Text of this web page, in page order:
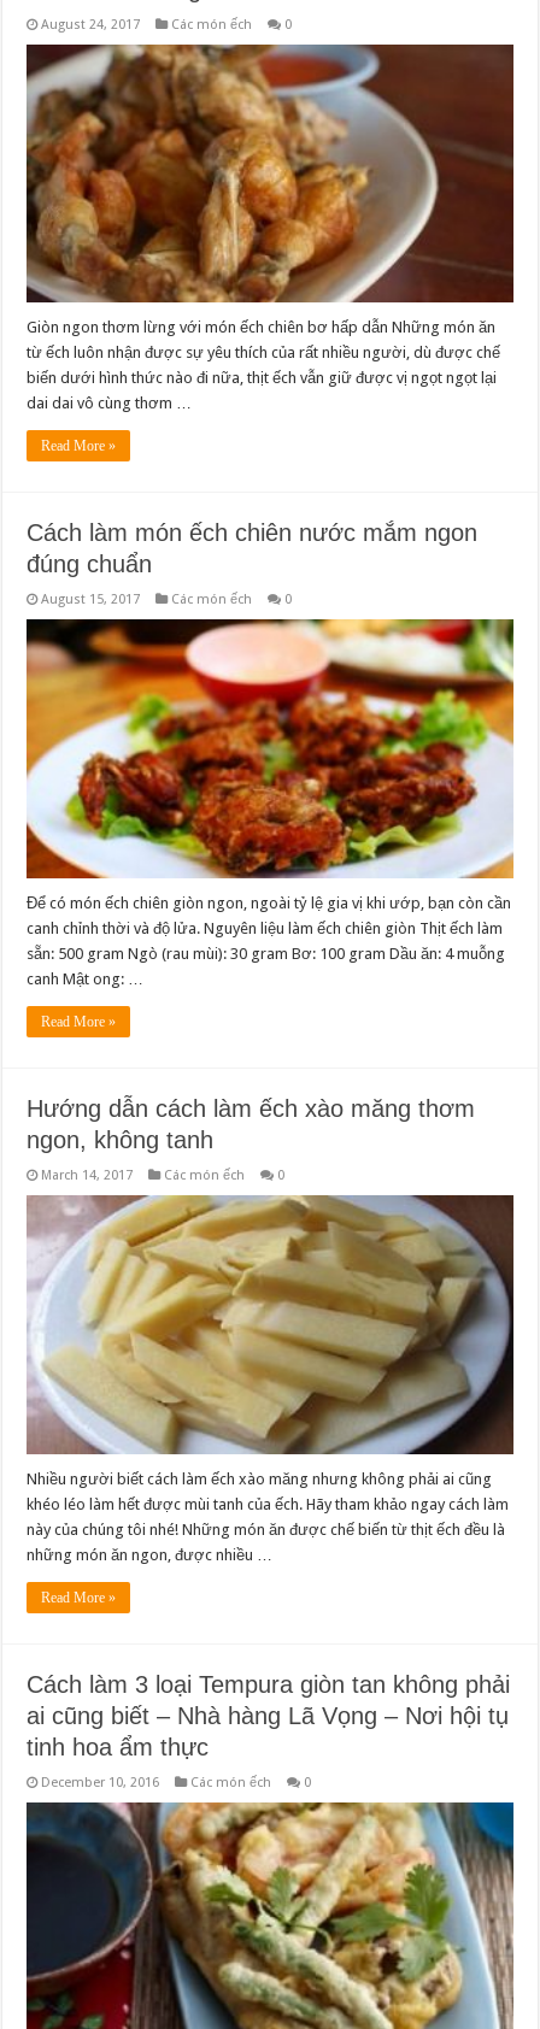
August 24, 2017 Các món ếch 0
Giòn ngon thơm lừng với món ếch chiên bơ hấp dẫn Những món ăn
từ ếch luôn nhận được sự yêu thích của rất nhiều người, dù được chế
biến dưới hình thức nào đi nữa, thịt ếch vẫn giữ được vị ngọt ngọt lại
dai dai vô cùng thơm …
Read More »
Cách làm món ếch chiên nước mắm ngon
đúng chuẩn
August 15, 2017 Các món ếch 0
Để có món ếch chiên giòn ngon, ngoài tỷ lệ gia vị khi ướp, bạn còn cần
canh chỉnh thời và độ lửa. Nguyên liệu làm ếch chiên giòn Thịt ếch làm
sẵn: 500 gram Ngò (rau mùi): 30 gram Bơ: 100 gram Dầu ăn: 4 muỗng
canh Mật ong: …
Read More »
Hướng dẫn cách làm ếch xào măng thơm
ngon, không tanh
March 14, 2017 Các món ếch 0
Nhiều người biết cách làm ếch xào măng nhưng không phải ai cũng
khéo léo làm hết được mùi tanh của ếch. Hãy tham khảo ngay cách làm
này của chúng tôi nhé! Những món ăn được chế biến từ thịt ếch đều là
những món ăn ngon, được nhiều …
Read More »
Cách làm 3 loại Tempura giòn tan không phải
ai cũng biết – Nhà hàng Lã Vọng – Nơi hội tụ
tinh hoa ẩm thực
December 10, 2016 Các món ếch 0